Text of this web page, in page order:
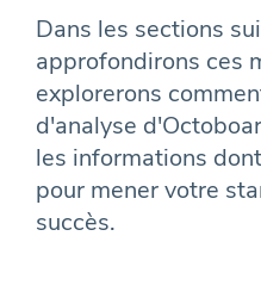
Dans les sections
approfondirons ces
explorerons
d'analyse
les informations
pour mener votre
succès.